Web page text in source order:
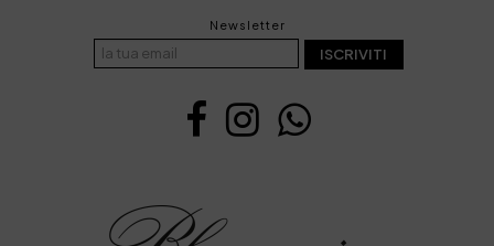
Newsletter
ISCRIVITI